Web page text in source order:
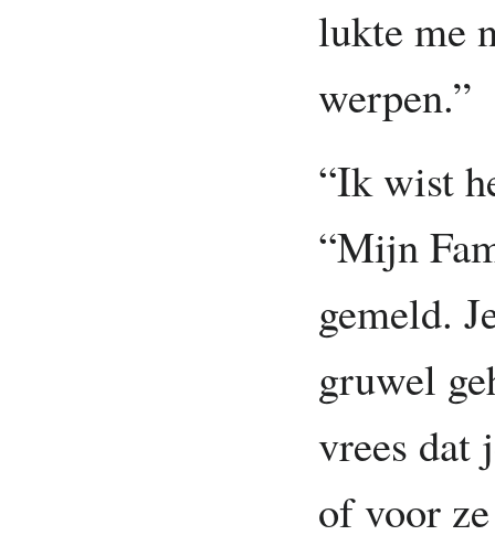
lukte me
werpen.”
“Ik wist
“Mijn
gemeld.
gruwel
vrees dat
of voor